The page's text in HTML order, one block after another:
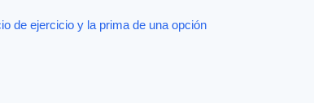
de ejercicio y la prima de una opción